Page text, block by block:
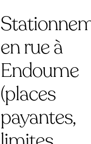
en rue à
Endoume
(places
payantes,